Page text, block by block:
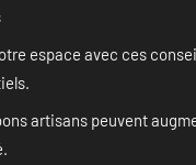
espace avec ces
artisans peuvent